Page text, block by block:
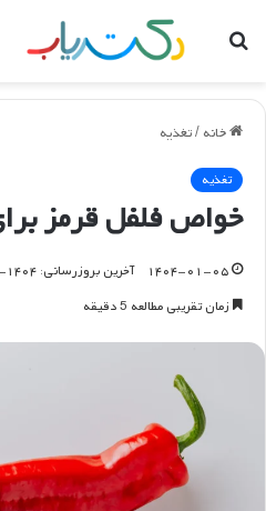
جستجو
خانه /تغذیه
تغذیه
خواص فلفل قرمز
۱۴۰۴-۰۱-۰۵ آخرین بروزرسانی: ۱۴۰۴-۰۱-۰۵
زمان تقریبی مطالعه 5 دقیقه